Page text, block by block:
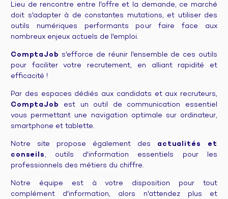
Lieu de rencontre entre l'offre et la demande, ce marché
doit s'adapter à de constantes mutations, et utiliser des
outils numériques performants pour faire face aux
nombreux enjeux actuels de l'emploi.
ComptaJob s'efforce de réunir l'ensemble de ces outils
pour faciliter votre recrutement, en alliant rapidité et
efficacité !
Par des espaces dédiés aux candidats et aux recruteurs,
ComptaJob est un outil de communication essentiel
vous permettant une navigation optimale sur ordinateur,
smartphone et tablette.
Notre site propose également des actualités et
conseils, outils d'information essentiels pour les
professionnels des métiers du chiffre.
Notre équipe est à votre disposition pour tout
complément d'information, alors n'attendez plus et